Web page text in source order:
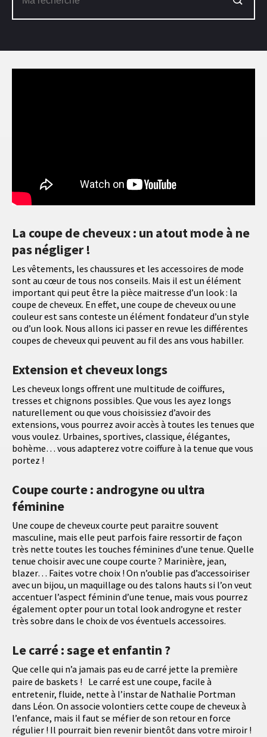
La coupe de cheveux : un atout mode à ne
pas négliger !
Les vêtements, les chaussures et les accessoires de mode
sont au cœur de tous nos conseils. Mais il est un élément
important qui peut être la pièce maitresse d’un look : la
coupe de cheveux. En effet, une coupe de cheveux ou une
couleur est sans conteste un élément fondateur d’un style
ou d’un look. Nous allons ici passer en revue les différentes
coupes de cheveux qui peuvent au fil des ans vous habiller.
Extension et cheveux longs
Les cheveux longs offrent une multitude de coiffures,
tresses et chignons possibles. Que vous les ayez longs
naturellement ou que vous choisissiez d’avoir des
extensions, vous pourrez avoir accès à toutes les tenues que
vous voulez. Urbaines, sportives, classique, élégantes,
bohème… vous adapterez votre coiffure à la tenue que vous
portez !
Coupe courte : androgyne ou ultra
féminine
Une coupe de cheveux courte peut paraitre souvent
masculine, mais elle peut parfois faire ressortir de façon
très nette toutes les touches féminines d’une tenue. Quelle
tenue choisir avec une coupe courte ? Marinière, jean,
blazer… Faites votre choix ! On n’oublie pas d’accessoiriser
avec un bijou, un maquillage ou des talons hauts si l’on veut
accentuer l’aspect féminin d’une tenue, mais vous pourrez
également opter pour un total look androgyne et rester
très sobre dans le choix de vos éventuels accessoires.
Le carré : sage et enfantin ?
Que celle qui n’a jamais pas eu de carré jette la première
paire de baskets ! Le carré est une coupe, facile à
entretenir, fluide, nette à l’instar de Nathalie Portman
dans Léon. On associe volontiers cette coupe de cheveux à
l’enfance, mais il faut se méfier de son retour en force
régulier ! Il pourrait bien revenir bientôt dans votre miroir !